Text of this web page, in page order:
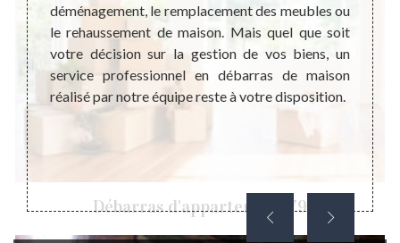
Débarras d'appartement 79
qui
coût
déménagement, le remplacement des meubles ou
le rehaussement de maison. Mais quel que soit
votre décision sur la gestion de vos biens, un
service professionnel en débarras de maison
réalisé par notre équipe reste à votre disposition.
pour
coût